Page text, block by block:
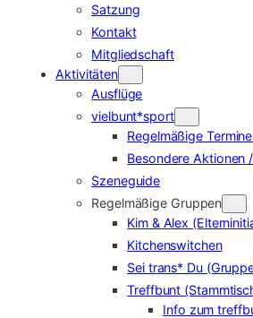
Satzung
Kontakt
Mitgliedschaft
Aktivitäten
Ausflüge
vielbunt*sport
Regelmäßige
Besondere Aktionen
Szeneguide
Regelmäßige Gruppen
Kim & Alex
Kitchenswitchen
Sei trans* Du
Treffbunt
Info zum